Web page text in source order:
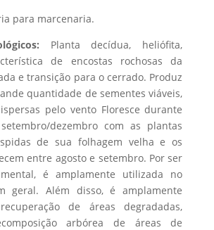
para marcenaria.
Planta decídua, heliófita,
de encostas rochosas da
e transição para o cerrado. Produz
quantidade de sementes viáveis,
pelo vento Floresce durante
dezembro com as plantas
de sua folhagem velha e os
entre agosto e setembro. Por ser
é amplamente utilizada no
geral. Além disso, é amplamente
de áreas degradadas,
arbórea de áreas de